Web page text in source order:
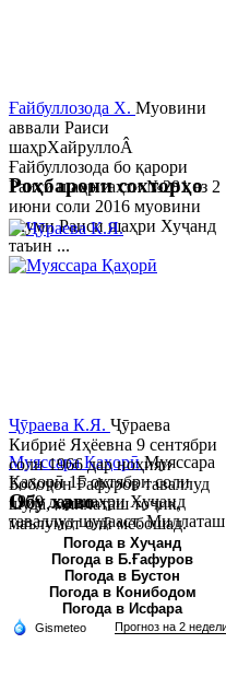
Ғайбуллозода Х. Муовини
аввали Раиси
шаҳрХайруллоÂ
Ғайбуллозода бо қарори
Раиси шаҳр таҳти №281 аз 2
июни соли 2016 муовини
якуми Раиси шаҳри Хуҷанд
таъин ...
Муяссара ҚаҳорӣМуяссара
Қаҳорӣ 15 октябри соли
1979 дар шаҳри Хуҷанд
таваллуд шудааст. Миллаташ
тоҷик. Маълумот олӣ. Соли
2002 Донишгоҳи давлатии
Хуҷанд ба...
Роҳбарони сохторҳо
Ҷӯраева К.Я. Ҷӯраева
Кибриё Яҳёевна 9 сентябри
соли 1966 дар ноҳияи
Бобоҷон Ғафуров таваллуд
шуда, миллаташ тоҷик,
маълумот олӣ мебошад.
Соли 1997 Донишг...
Обу хаво
Погода в Хуҷанд
Погода в Б.Ғафуров
Погода в Бустон
Погода в Конибодом
Погода в Исфара